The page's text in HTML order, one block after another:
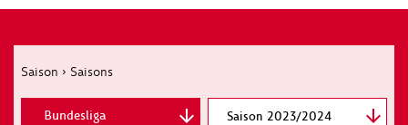
Saison › Saisons
Saison 2023/2024
Bundesliga